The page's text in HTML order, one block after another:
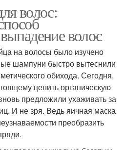
волос:
волос
на волосы было изучено
шампуни быстро вытеснили
обихода. Сегодня,
ценить органическую
предложили ухаживать за
И не зря. Ведь яичная маска
преобразить